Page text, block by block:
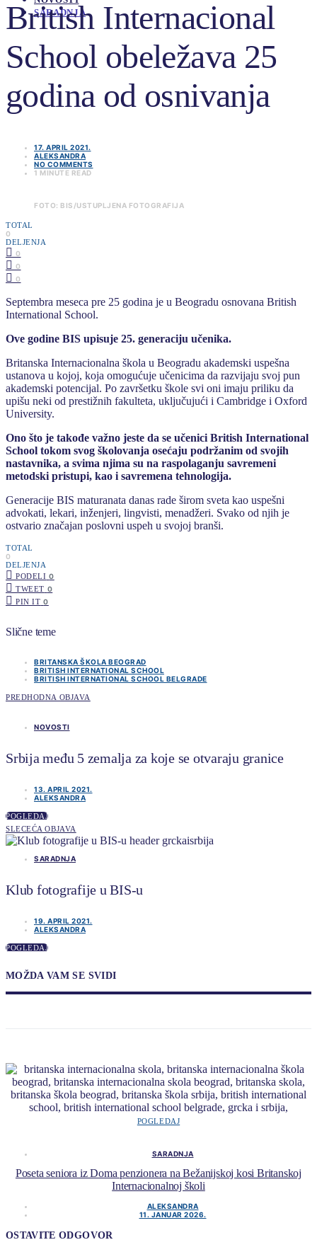
SARADNJA
British Internacional
School obeležava 25
godina od osnivanja
17. APRIL 2021.
ALEKSANDRA
NO COMMENTS
1 MINUTE READ
FOTO: BIS/USTUPLJENA FOTOGRAFIJA
TOTAL
0
DELJENJA
0
0
0
Septembra meseca pre 25 godina je u Beogradu osnovana British
International School.
Ove godine BIS upisuje 25. generaciju učenika.
Britanska Internacionalna škola u Beogradu akademski uspešna
ustanova u kojoj, koja omogućuje učenicima da razvijaju svoj pun
akademski potencijal. Po završetku škole svi oni imaju priliku da
upišu neki od prestižnih fakulteta, uključujući i Cambridge i Oxford
University.
Ono što je takođe važno jeste da se učenici British International
School tokom svog školovanja osećaju podržanim od svojih
nastavnika, a svima njima su na raspolaganju savremeni
metodski pristupi, kao i savremena tehnologija.
Generacije BIS maturanata danas rade širom sveta kao uspešni
advokati, lekari, inženjeri, lingvisti, menadžeri. Svako od njih je
ostvario značajan poslovni uspeh u svojoj branši.
TOTAL
0
DELJENJA
PODELI 0
TWEET 0
PIN IT 0
Slične teme
BRITANSKA ŠKOLA BEOGRAD
BRITISH INTERNATIONAL SCHOOL
BRITISH INTERNATIONAL SCHOOL BELGRADE
PREDHODNA OBJAVA
NOVOSTI
Srbija među 5 zemalja za koje se otvaraju granice
13. APRIL 2021.
ALEKSANDRA
POGLEDAJ
SLECEĆA OBJAVA
SARADNJA
Klub fotografije u BIS-u
19. APRIL 2021.
ALEKSANDRA
POGLEDAJ
MOŽDA VAM SE SVIDI
POGLEDAJ
SARADNJA
Poseta seniora iz Doma penzionera na Bežanijskoj kosi Britanskoj
Internacionalnoj školi
ALEKSANDRA
11. JANUAR 2026.
OSTAVITE ODGOVOR